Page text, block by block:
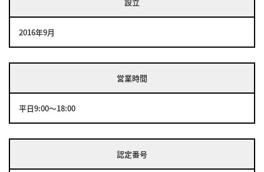
2016年9月
営業時間
平日9:00～18:00
認定番号